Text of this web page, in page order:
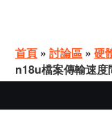
首頁 » 討論區 » 硬
n18u檔案傳輸速度